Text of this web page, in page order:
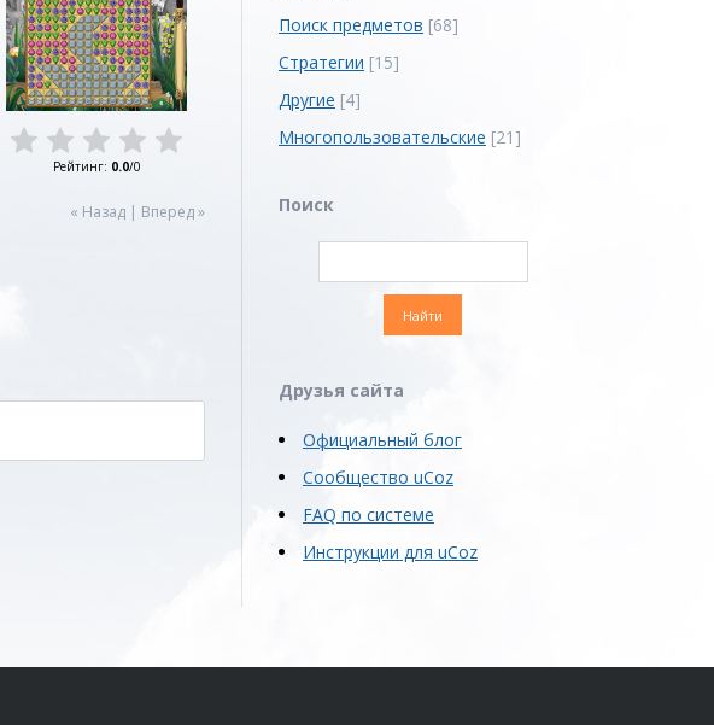
Рейтинг: 0.0/0
« Назад | Вперед »
Поиск предметов [68]
Стратегии [15]
Другие [4]
Многопользовательские [21]
Поиск
Друзья сайта
Официальный блог
Сообщество uCoz
FAQ по системе
Инструкции для uCoz